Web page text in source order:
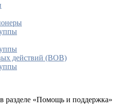
действий (ВОВ)
разделе «Помощь и поддержка»